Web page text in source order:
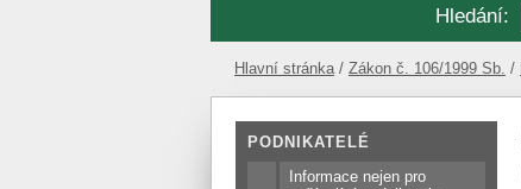
Hledání:
Hlavní stránka Zákon č. 106/1999 Sb.
PODNIKATELÉ
Informace nejen pro